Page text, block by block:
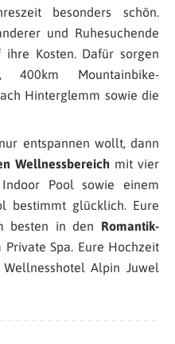
besonders schön.
und Ruhesuchende
Kosten. Dafür sorgen
400km Mountainbike-
Hinterglemm sowie die
entspannen wollt, dann
Wellnessbereich mit vier
Pool sowie einem
bestimmt glücklich. Eure
besten in den Romantik-
Private Spa. Eure Hochzeit
Alpin Juwel